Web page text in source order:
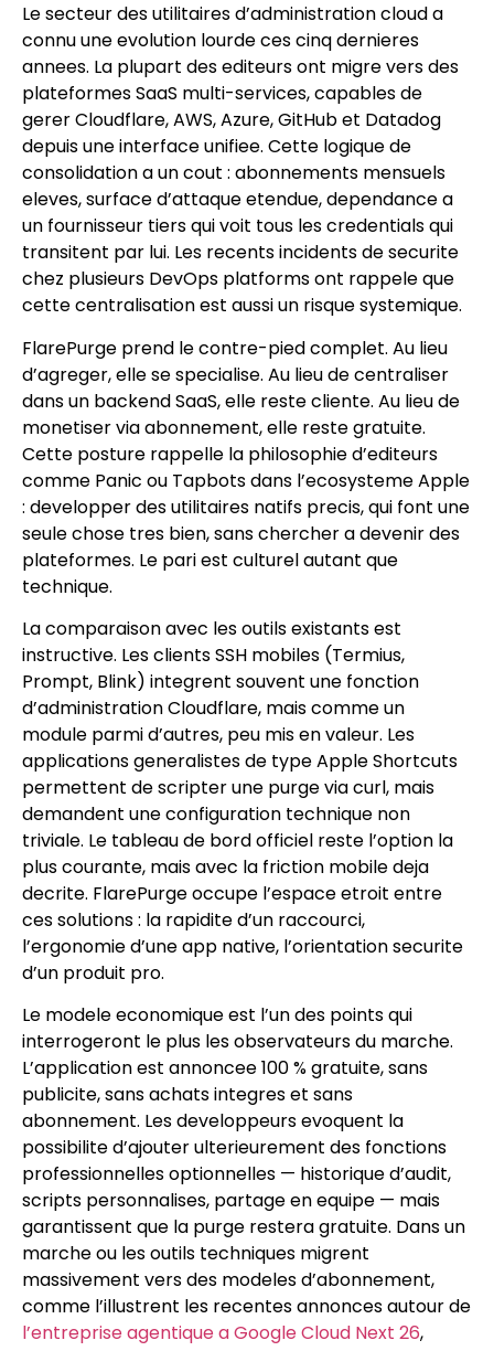
Le secteur des utilitaires d’administration cloud a
connu une evolution lourde ces cinq dernieres
annees. La plupart des editeurs ont migre vers des
plateformes SaaS multi-services, capables de
gerer Cloudflare, AWS, Azure, GitHub et Datadog
depuis une interface unifiee. Cette logique de
consolidation a un cout : abonnements mensuels
eleves, surface d’attaque etendue, dependance a
un fournisseur tiers qui voit tous les credentials qui
transitent par lui. Les recents incidents de securite
chez plusieurs DevOps platforms ont rappele que
cette centralisation est aussi un risque systemique.
FlarePurge prend le contre-pied complet. Au lieu
d’agreger, elle se specialise. Au lieu de centraliser
dans un backend SaaS, elle reste cliente. Au lieu de
monetiser via abonnement, elle reste gratuite.
Cette posture rappelle la philosophie d’editeurs
comme Panic ou Tapbots dans l’ecosysteme Apple
: developper des utilitaires natifs precis, qui font une
seule chose tres bien, sans chercher a devenir des
plateformes. Le pari est culturel autant que
technique.
La comparaison avec les outils existants est
instructive. Les clients SSH mobiles (Termius,
Prompt, Blink) integrent souvent une fonction
d’administration Cloudflare, mais comme un
module parmi d’autres, peu mis en valeur. Les
applications generalistes de type Apple Shortcuts
permettent de scripter une purge via curl, mais
demandent une configuration technique non
triviale. Le tableau de bord officiel reste l’option la
plus courante, mais avec la friction mobile deja
decrite. FlarePurge occupe l’espace etroit entre
ces solutions : la rapidite d’un raccourci,
l’ergonomie d’une app native, l’orientation securite
d’un produit pro.
Le modele economique est l’un des points qui
interrogeront le plus les observateurs du marche.
L’application est annoncee 100 % gratuite, sans
publicite, sans achats integres et sans
abonnement. Les developpeurs evoquent la
possibilite d’ajouter ulterieurement des fonctions
professionnelles optionnelles — historique d’audit,
scripts personnalises, partage en equipe — mais
garantissent que la purge restera gratuite. Dans un
marche ou les outils techniques migrent
massivement vers des modeles d’abonnement,
comme l’illustrent les recentes annonces autour de
l’entreprise agentique a Google Cloud Next 26,